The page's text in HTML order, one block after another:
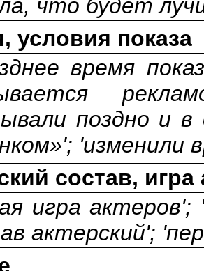
что будет
условия показа
время
поздно и
'изменили
состав, игра
игра
актерский';